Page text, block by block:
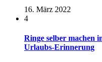
16. März 2022
4
Ringe selber machen
Urlaubs-Erinnerung